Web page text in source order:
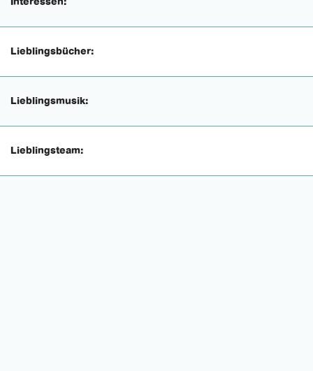
Interessen:
Lieblingsbücher:
Lieblingsmusik:
Lieblingsteam: